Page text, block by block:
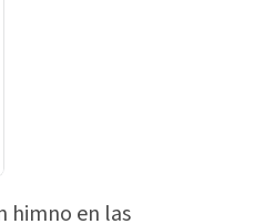
himno en las